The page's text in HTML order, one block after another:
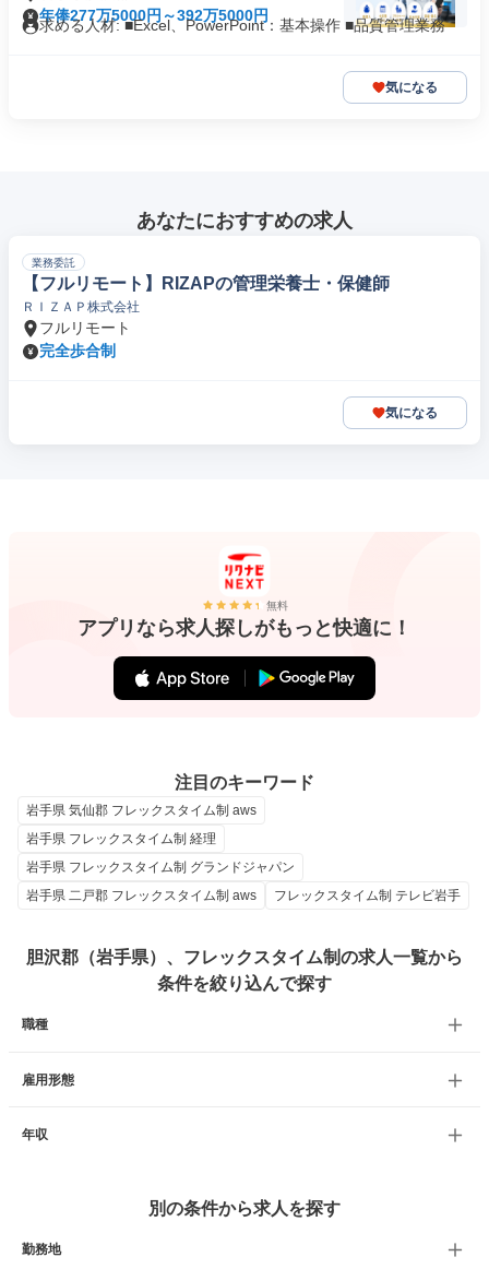
年俸277万5000円～392万5000円
求める人材: ■Excel、PowerPoint：基本操作 ■品質管理業務
気になる
あなたにおすすめの求人
業務委託
【フルリモート】RIZAPの管理栄養士・保健師
ＲＩＺＡＰ株式会社
フルリモート
完全歩合制
気になる
無料
アプリなら求人探しがもっと快適に！
注目のキーワード
岩手県 気仙郡 フレックスタイム制 aws
岩手県 フレックスタイム制 経理
岩手県 フレックスタイム制 グランドジャパン
岩手県 二戸郡 フレックスタイム制 aws
フレックスタイム制 テレビ岩手
胆沢郡（岩手県）、フレックスタイム制の求人一覧から
条件を絞り込んで探す
職種
雇用形態
年収
別の条件から求人を探す
勤務地